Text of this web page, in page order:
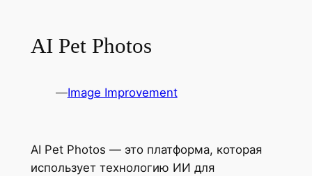
AI Pet Photos
—Image Improvement
AI Pet Photos — это платформа, которая
использует технологию ИИ для